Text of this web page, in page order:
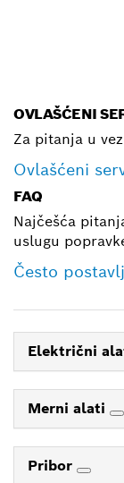
OVLAŠĆENI
Za pitanja u
Ovlašćeni
FAQ
Najčešća
uslugu
Često
Električni
Merni alati
Pribor